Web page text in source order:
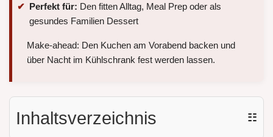
Perfekt für: Den fitten Alltag, Meal Prep oder als
gesundes Familien Dessert
Make-ahead: Den Kuchen am Vorabend backen und
über Nacht im Kühlschrank fest werden lassen.
Inhaltsverzeichnis ☷